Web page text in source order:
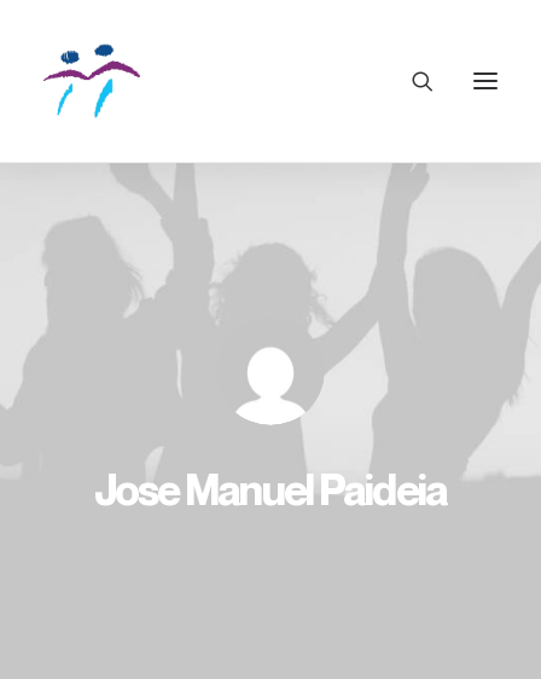
Jose Manuel Paideia